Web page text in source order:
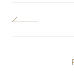
SHARE :